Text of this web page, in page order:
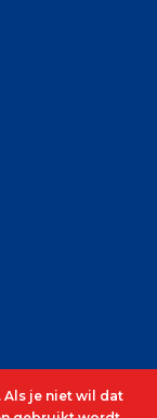
je niet wil dat